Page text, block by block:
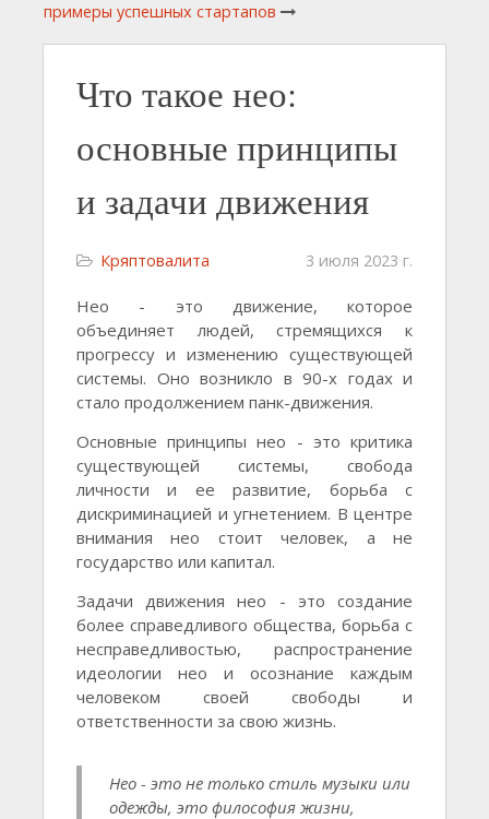
примеры успешных стартапов
Что такое нео:
основные принципы
и задачи движения
Кряптовалита 3 июля 2023 г.
Нео - это движение, которое
объединяет людей, стремящихся к
прогрессу и изменению существующей
системы. Оно возникло в 90-х годах и
стало продолжением панк-движения.
Основные принципы нео - это критика
существующей системы, свобода
личности и ее развитие, борьба с
дискриминацией и угнетением. В центре
внимания нео стоит человек, а не
государство или капитал.
Задачи движения нео - это создание
более справедливого общества, борьба с
несправедливостью, распространение
идеологии нео и осознание каждым
человеком своей свободы и
ответственности за свою жизнь.
Нео - это не только стиль музыки или
одежды, это философия жизни,